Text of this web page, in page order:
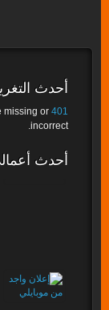
أحدث
401
missing or
incorrect.
أحدث